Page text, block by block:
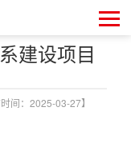
建设项目
时间：2025-03-27】